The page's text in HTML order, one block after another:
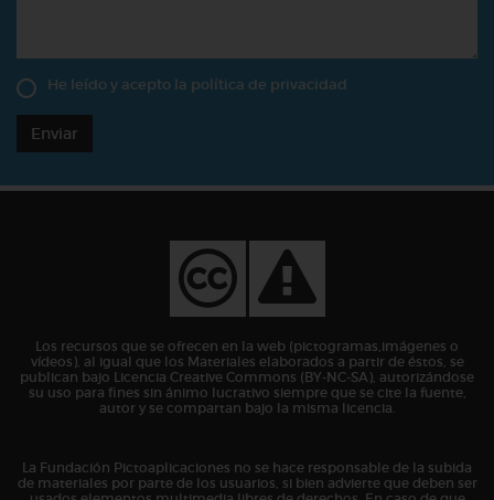
He leído y acepto la política de privacidad
Enviar
Los recursos que se ofrecen en la web (pictogramas,imágenes o
vídeos), al igual que los Materiales elaborados a partir de éstos, se
publican bajo Licencia Creative Commons (BY-NC-SA), autorizándose
su uso para fines sin ánimo lucrativo siempre que se cite la fuente,
autor y se compartan bajo la misma licencia.
La Fundación Pictoaplicaciones no se hace responsable de la subida
de materiales por parte de los usuarios, si bien advierte que deben ser